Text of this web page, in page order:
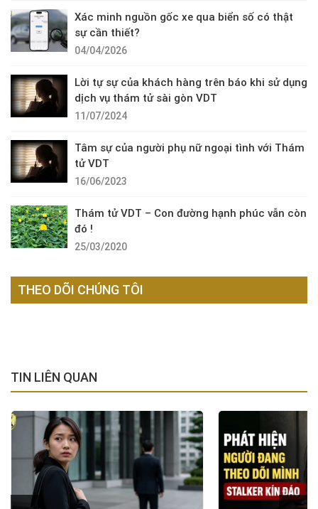
Xác minh nguồn gốc xe qua biển số có thật
sự cần thiết?
04/04/2026
Lời tự sự của khách hàng trên báo khi sử dụng
dịch vụ thám tử sài gòn VDT
11/07/2024
Tâm sự của người phụ nữ ngoại tình với Thám
tử VDT
16/06/2023
Thám tử VDT – Con đường hạnh phúc vẫn còn
đó !
25/03/2020
THEO DÕI CHÚNG TÔI
TIN LIÊN QUAN